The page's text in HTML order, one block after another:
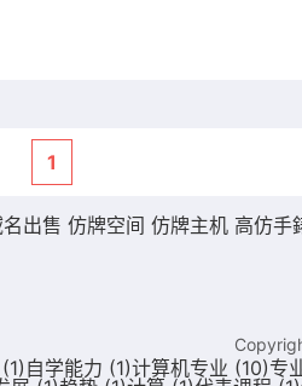
1
出售 仿牌空间 仿牌主机 高仿手
(1) 自学能力 (1)计算机专业 (10)专